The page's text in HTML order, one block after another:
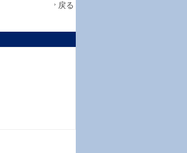
戻る